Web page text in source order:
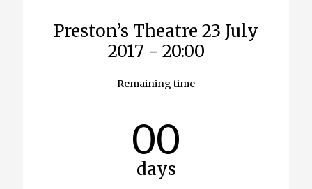
Preston’s Theatre 23 July
2017 - 20:00
Remaining time
00
days